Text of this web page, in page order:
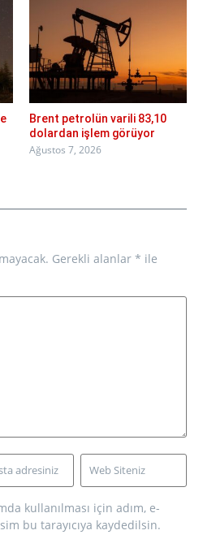
Brent petrolün varili 83,10
dolardan işlem görüyor
Ağustos 7, 2026
Gerekli alanlar * ile
kullanılması için adım, e-
bu tarayıcıya kaydedilsin.